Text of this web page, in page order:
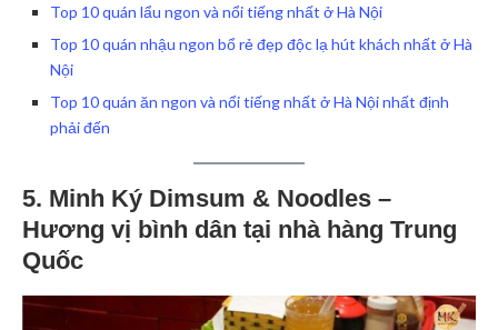
Top 10 quán lẩu ngon và nổi tiếng nhất ở Hà Nội
Top 10 quán nhậu ngon bổ rẻ đẹp độc lạ hút khách nhất ở Hà
Nội
Top 10 quán ăn ngon và nổi tiếng nhất ở Hà Nội nhất định
phải đến
5. Minh Ký Dimsum & Noodles –
Hương vị bình dân tại nhà hàng Trung
Quốc